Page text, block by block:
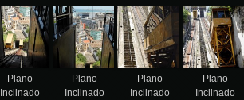
Plano
Inclinado
Plano
Inclinado
Plano
Inclinado
Plano
Inclinado